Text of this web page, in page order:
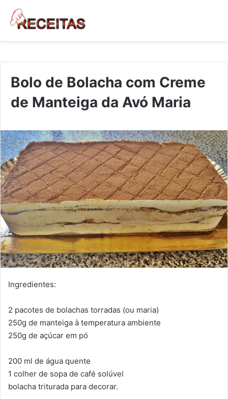
Bolo de Bolacha com Creme
de Manteiga da Avó Maria
Ingredientes:
2 pacotes de bolachas torradas (ou maria)
250g de manteiga à temperatura ambiente
250g de açúcar em pó
200 ml de água quente
1 colher de sopa de café solúvel
bolacha triturada para decorar.